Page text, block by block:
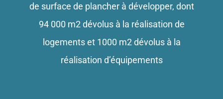
de surface de plancher à développer, dont
94 000 m2 dévolus à la réalisation de
logements et 1000 m2 dévolus à la
réalisation d’équipements